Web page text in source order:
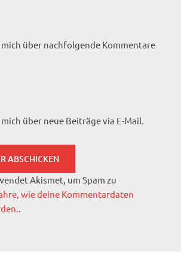
über nachfolgende Kommentare
über neue Beiträge via E-Mail.
Akismet, um Spam zu
wie deine Kommentardaten
.